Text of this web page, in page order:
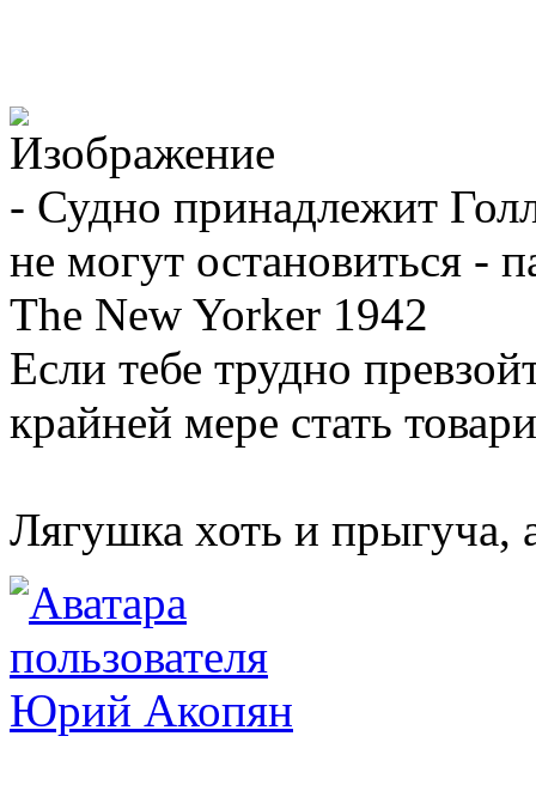
- Судно принадлежит
не могут остановиться -
The New Yorker 1942
Если тебе трудно
крайней мере стать
Лягушка хоть и прыгуча,
Юрий Акопян